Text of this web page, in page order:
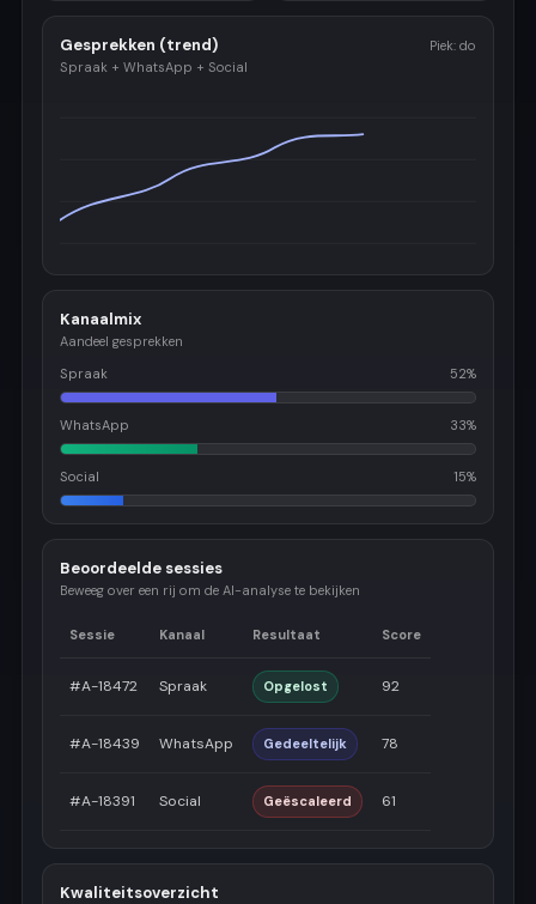
Gesprekken (trend)
Spraak + WhatsApp + Social
Piek: do
Kanaalmix
Aandeel gesprekken
Spraak
52%
WhatsApp 33%
Social 15%
Beoordeelde sessies
Beweeg over een rij om de AI-analyse te bekijken
Sessie Kanaal Resultaat Score
#A-18472 Spraak Opgelost 92
#A-18439 WhatsApp Gedeeltelijk 78
#A-18391 Social Geëscaleerd 61
Kwaliteitsoverzicht